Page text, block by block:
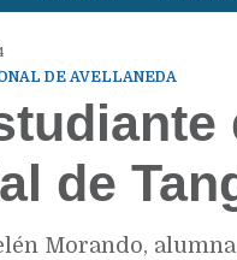
DE AVELLANEDA
de
Morando,